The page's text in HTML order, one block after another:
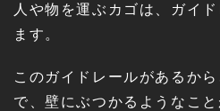
人や物を運ぶカゴは、ガイ
ます。
このガイドレールがあるか
で、壁にぶつかるようなこと